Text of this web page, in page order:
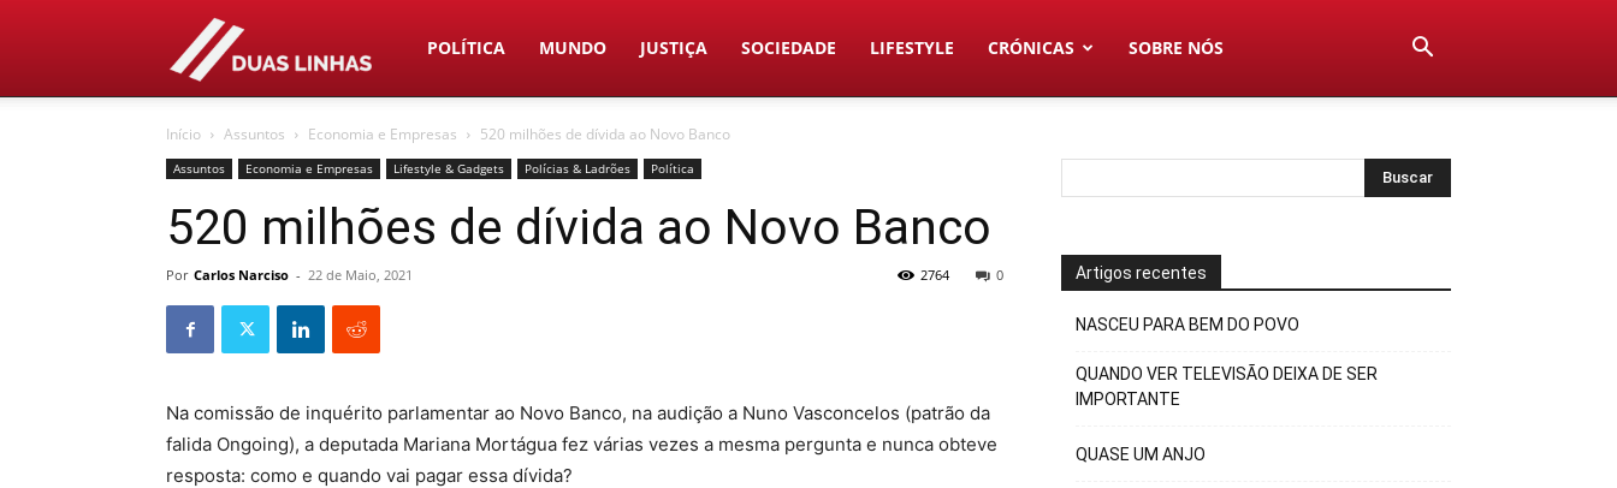
Duas
Linhas
POLÍTICA MUNDO JUSTIÇA SOCIEDADE LIFESTYLE CRÓNICAS SOBRE NÓS
Início Assuntos Economia e Empresas 520 milhões de dívida ao Novo Banco
Assuntos Economia e Empresas Lifestyle & Gadgets Polícias & Ladrões Política
520 milhões de dívida ao Novo Banco
Por Carlos Narciso - 22 de Maio, 2021 0
2764
Na comissão de inquérito parlamentar ao Novo Banco, na audição a Nuno Vasconcelos (patrão da
falida Ongoing), a deputada Mariana Mortágua fez várias vezes a mesma pergunta e nunca obteve
resposta: como e quando vai pagar essa dívida?
Artigos recentes
NASCEU PARA BEM DO POVO
QUANDO VER TELEVISÃO DEIXA DE SER
IMPORTANTE
QUASE UM ANJO